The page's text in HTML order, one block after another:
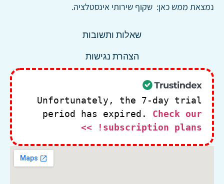
נמצאת ממש כאן: שקוף שירותי אינסטלציה.
שאלות ותשובות
הצהרת נגישות
Unfortunately, the 7-day trial
period has expired. Check our
subscription plans! >>